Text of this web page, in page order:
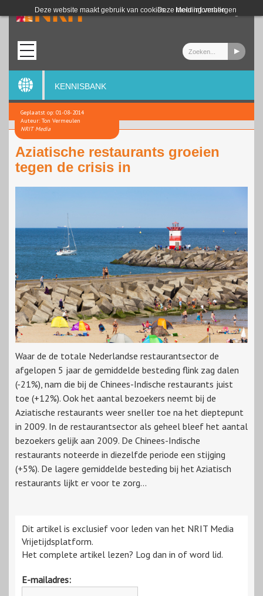
Deze website maakt gebruik van cookies. Meer informatie
Deze melding verbergen
Login
KENNISBANK
Geplaatst op: 01-08-2014
Auteur: Ton Vermeulen
NRIT Media
Aziatische restaurants groeien
tegen de crisis in
Waar de de totale Nederlandse restaurantsector de
afgelopen 5 jaar de gemiddelde besteding flink zag dalen
(-21%), nam die bij de Chinees-Indische restaurants juist
toe (+12%). Ook het aantal bezoekers neemt bij de
Aziatische restaurants weer sneller toe na het dieptepunt
in 2009. In de restaurantsector als geheel bleef het aantal
bezoekers gelijk aan 2009. De Chinees-Indische
restaurants noteerde in diezelfde periode een stijging
(+5%). De lagere gemiddelde besteding bij het Aziatisch
restaurants lijkt er voor te zorg...
Dit artikel is exclusief voor leden van het NRIT Media
Vrijetijdsplatform.
Het complete artikel lezen? Log dan in of word lid.
E-mailadres: